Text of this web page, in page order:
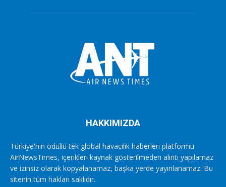
HAKKIMIZDA
Türkiye'nin ödüllü tek global havacılık haberleri platformu
AirNewsTimes, içerikleri kaynak gösterilmeden alıntı yapılamaz
ve izinsiz olarak kopyalanamaz, başka yerde yayınlanamaz. Bu
sitenin tüm hakları saklıdır.